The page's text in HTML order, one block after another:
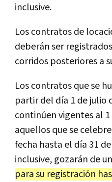
inclusive.
Los contratos de
deberán ser
corridos posteriores a
Los contratos que se
partir del día 1 de julio
continúen vigentes al
aquellos que se
fecha hasta el día 31
inclusive, gozarán de
para su registración